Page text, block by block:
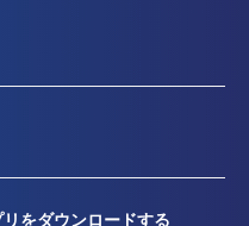
をダウンロードする